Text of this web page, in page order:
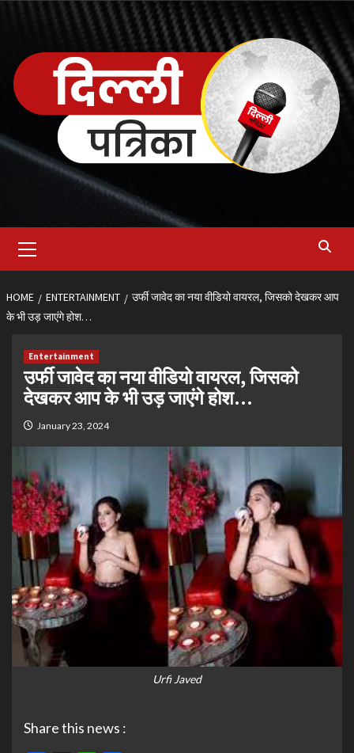
content
Menu
HOME ENTERTAINMENT
उर्फी जावेद का नया वीडियो वायरल, जिसको देखकर आप
के भी उड़ जाएंगे होश…
Entertainment
उर्फी जावेद का नया वीडियो वायरल, जिसको
देखकर आप के भी उड़ जाएंगे होश…
January 23, 2024
Urfi Javed
Share this news :